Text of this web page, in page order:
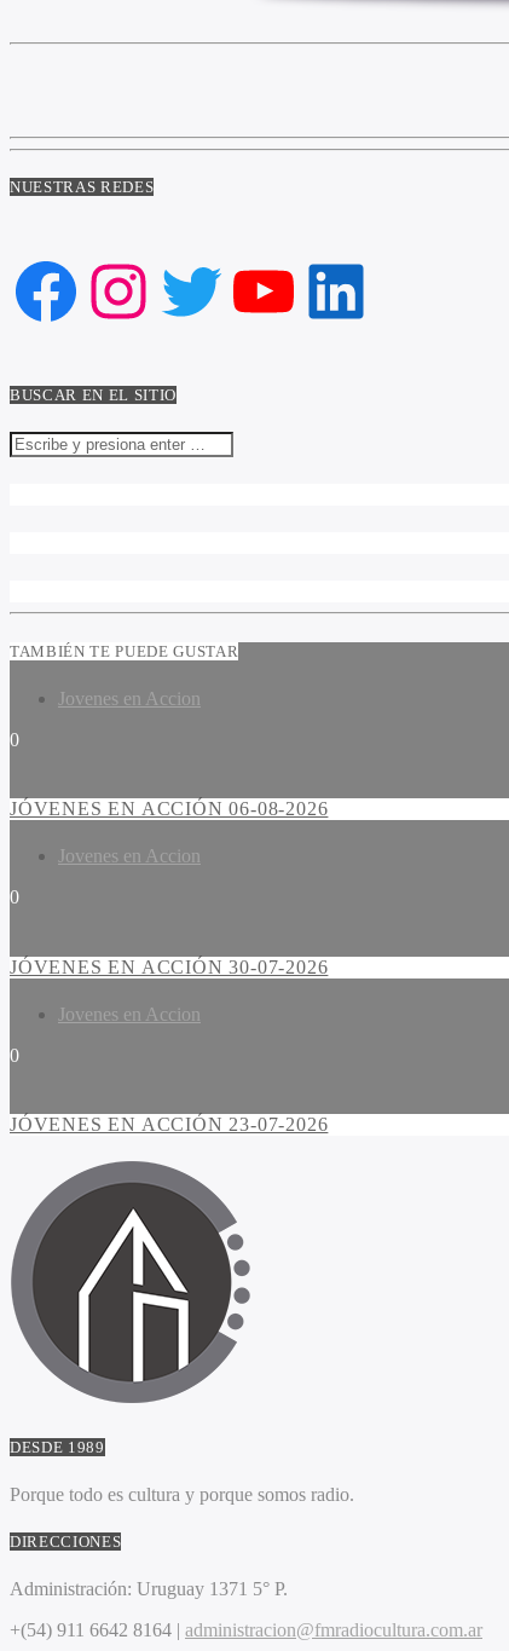
NUESTRAS REDES
Facebook
Instagram
Twitter
YouTube
LinkedIn
BUSCAR EN EL SITIO
TAMBIÉN TE PUEDE GUSTAR
Jovenes en Accion
0
JÓVENES EN ACCIÓN 06-08-2026
Jovenes en Accion
0
JÓVENES EN ACCIÓN 30-07-2026
Jovenes en Accion
0
JÓVENES EN ACCIÓN 23-07-2026
DESDE 1989
Porque todo es cultura y porque somos radio.
DIRECCIONES
Administración: Uruguay 1371 5° P.
+(54) 911 6642 8164 | administracion@fmradiocultura.com.ar